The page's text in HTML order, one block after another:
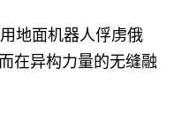
地面机器人俘虏俄
在异构力量的无缝融